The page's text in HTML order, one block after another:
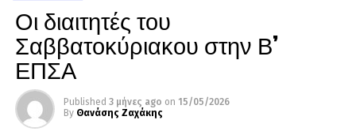
Οι διαιτητές του
Σαββατοκύριακου στην Β’
ΕΠΣΑ
Published 3 μήνες ago on 15/05/2026
By Θανάσης Ζαχάκης